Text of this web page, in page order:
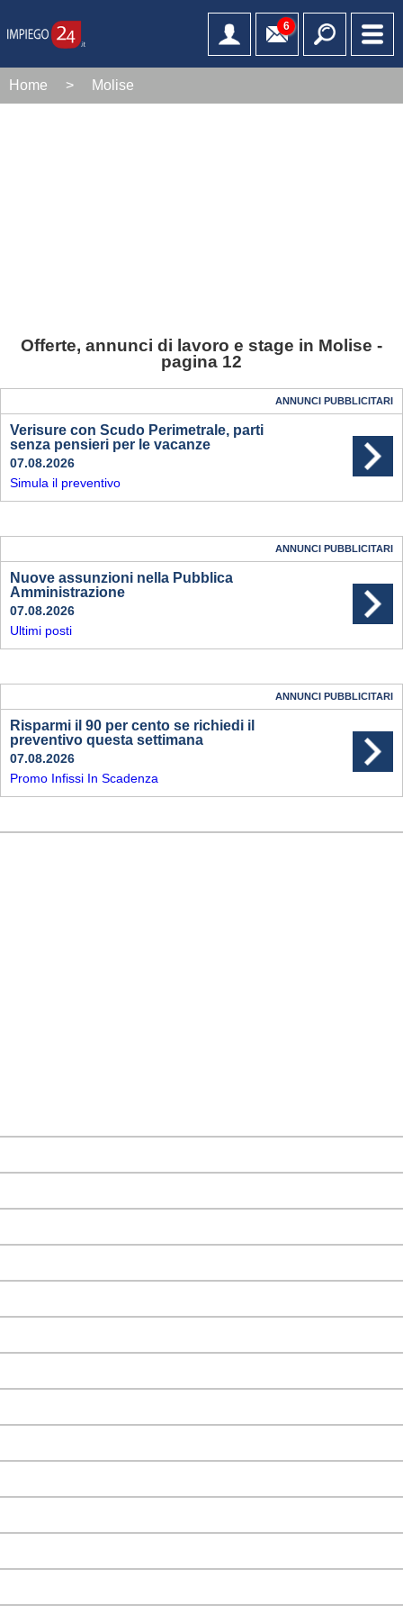
6
Home > Molise
Offerte, annunci di lavoro e stage in Molise -
pagina 12
ANNUNCI PUBBLICITARI
Verisure con Scudo Perimetrale, parti
senza pensieri per le vacanze
07.08.2026
Simula il preventivo
ANNUNCI PUBBLICITARI
Nuove assunzioni nella Pubblica
Amministrazione
07.08.2026
Ultimi posti
ANNUNCI PUBBLICITARI
Risparmi il 90 per cento se richiedi il
preventivo questa settimana
07.08.2026
Promo Infissi In Scadenza